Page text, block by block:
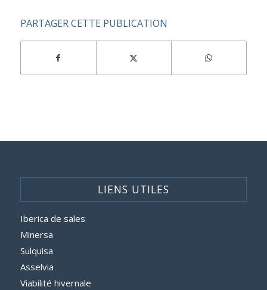
PARTAGER CETTE PUBLICATION
LIENS UTILES
Iberica de sales
Minersa
Sulquisa
Asselvia
Viabilité hivernale